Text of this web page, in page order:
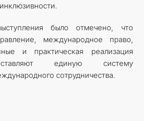
было отмечено, что
международное право,
и практическая реализация
единую систему
сотрудничества.